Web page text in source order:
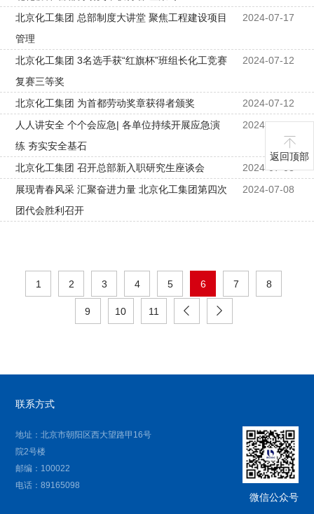
北京化工集团 总部制度大讲堂 聚焦工程建设项目
管理
2024-07-17
北京化工集团 3名选手获“红旗杯”班组长化工竞赛
复赛三等奖
2024-07-12
北京化工集团 为首都劳动奖章获得者颁奖
2024-07-12
人人讲安全 个个会应急| 各单位持续开展应急演
练 夯实安全基石
2024-07-12
北京化工集团 召开总部新入职研究生座谈会
2024-07-08
展现青春风采 汇聚奋进力量 北京化工集团第四次
团代会胜利召开
2024-07-08
1 2 3 4 5 6 7 8
9 10 11
返回顶部
联系方式
地址：北京市朝阳区西大望路甲16号
院2号楼
邮编：100022
电话：89165098
微信公众号